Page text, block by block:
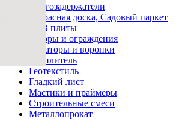
Снегозадержатели
Террасная доска, Садовый паркет
OSB плиты
Заборы и ограждения
Аэраторы и воронки
Утеплитель
Геотекстиль
Гладкий лист
Мастики и праймеры
Строительные смеси
Металлопрокат